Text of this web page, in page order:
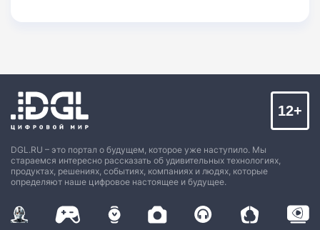
DGL.RU – это портал о будущем, которое уже наступило. Мы
стараемся интересно рассказать об удивительных технологиях,
продуктах, решениях, событиях, компаниях и людях, которые
определяют наше цифровое настоящее и будущее.
12+